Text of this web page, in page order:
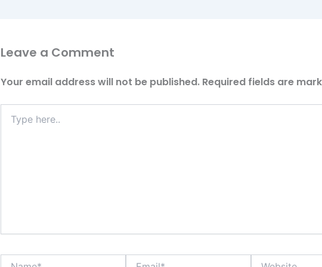
Leave a Comment
Your email address will not be published. Required fields are
here..
Name* Email* Website